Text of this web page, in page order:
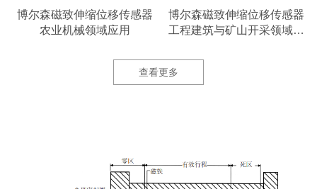
博尔森磁致伸缩位移传感器
农业机械领域应用
博尔森磁致伸缩位移传感器
工程建筑与矿山开采领域应
查看更多